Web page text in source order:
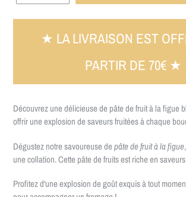
★ LA LIVRAISON EST
PARTIR DE 70€ ★
Découvrez une délicieuse de pâte de fruit à la figue
offrir une explosion de saveurs fruitées à chaque
Dégustez notre savoureuse depâte de fruit à la figue
une collation. Cette pâte de fruits est riche en
Profitez d'une explosion de goût exquis à tout